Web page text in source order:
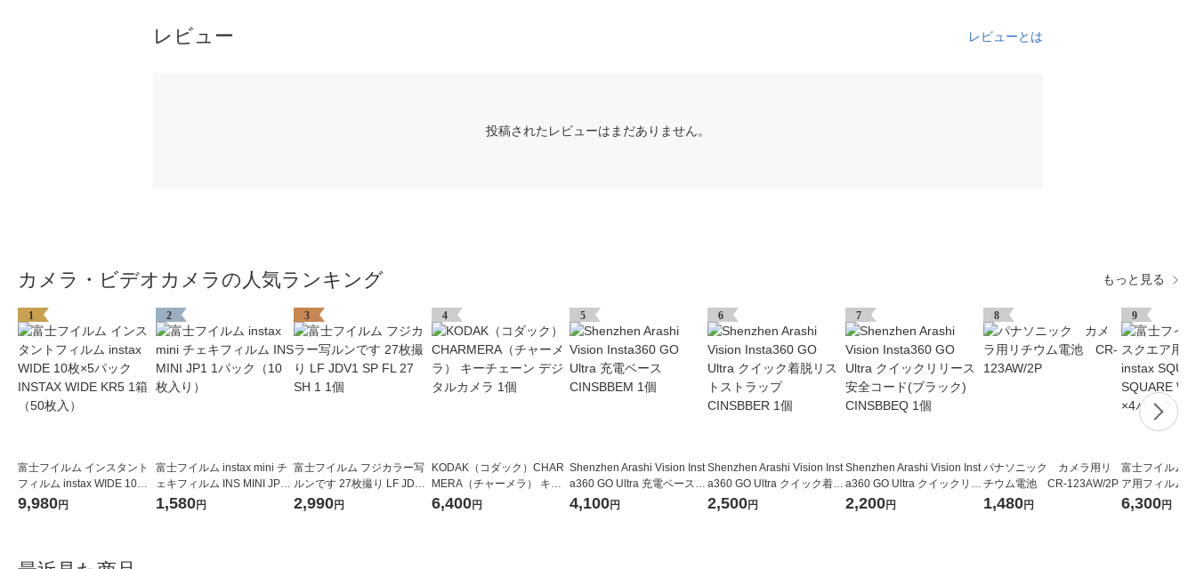
レビュー レビューとは
投稿されたレビューはまだありません。
カメラ・ビデオカメラの人気ランキング もっと見る
1
富士フイルム インスタント
フィルム instax WIDE 10枚×
5パック INSTAX WIDE KR5
9,980円
2
富士フイルム instax mini チ
ェキフィルム INS MINI JP1
1パック（10枚入り）
1,580円
3
富士フイルム フジカラー写
ルンです 27枚撮り LF JDV1
SP FL 27 SH 1 1個
2,990円
4
KODAK（コダック）CHAR
MERA（チャーメラ） キー
チェーン デジタルカメラ 1
6,400円
5
Shenzhen Arashi Vision Inst
a360 GO Ultra 充電ベース C
INSBBEM 1個
4,100円
6
Shenzhen Arashi Vision Inst
a360 GO Ultra クイック着脱
リストストラップ CINSBBE
2,500円
7
Shenzhen Arashi Vision Inst
a360 GO Ultra クイックリリ
ース安全コード(ブラック) CI
2,200円
8
パナソニック カメラ用リ
チウム電池 CR-123AW/2P
1,480円
9
富士フイルム
ア用フィルム
E INSTAX
6,300円